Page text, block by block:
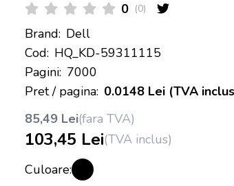
0 (0)
Brand: Dell
Cod: HQ_KD-59311115
Pagini: 7000
Pret / pagina: 0.0148 Lei (TVA
85,49 Lei(fara TVA)
103,45 Lei(TVA inclus)
Culoare: